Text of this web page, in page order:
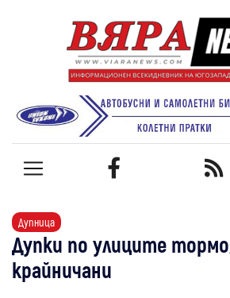
Дупница
Дупки по улиците
крайничани